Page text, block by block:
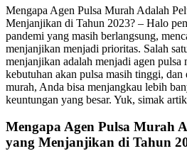
Mengapa Agen Pulsa Murah Adalah
Menjanjikan di Tahun 2023? – Halo
pandemi yang masih berlangsung,
menjanjikan menjadi prioritas. Salah
menjanjikan adalah menjadi agen pulsa
kebutuhan akan pulsa masih tinggi, dan
murah, Anda bisa menjangkau lebih
keuntungan yang besar. Yuk, simak
Mengapa Agen Pulsa Murah
yang Menjanjikan di Tahun